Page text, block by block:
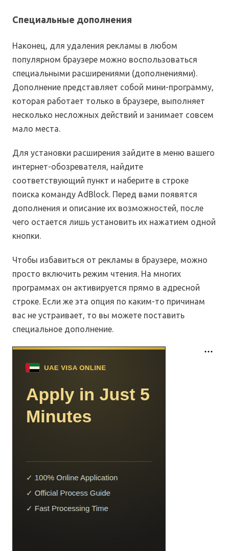
Специальные дополнения
Наконец, для удаления рекламы в любом
популярном браузере можно воспользоваться
специальными расширениями (дополнениями).
Дополнение представляет собой мини-программу,
которая работает только в браузере, выполняет
несколько несложных действий и занимает совсем
мало места.
Для установки расширения зайдите в меню вашего
интернет-обозревателя, найдите
соответствующий пункт и наберите в строке
поиска команду AdBlock. Перед вами появятся
дополнения и описание их возможностей, после
чего остается лишь установить их нажатием одной
кнопки.
Чтобы избавиться от рекламы в браузере, можно
просто включить режим чтения. На многих
программах он активируется прямо в адресной
строке. Если же эта опция по каким-то причинам
вас не устраивает, то вы можете поставить
специальное дополнение.